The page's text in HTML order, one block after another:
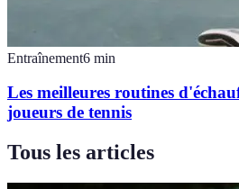
Entraînement6 min
Les meilleures routines
joueurs de tennis
Tous les articles